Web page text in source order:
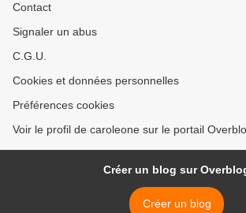
Contact
Signaler un abus
C.G.U.
Cookies et données personnelles
Préférences cookies
Voir le profil de caroleone sur le portail
Créer un blog sur
Créer un blog